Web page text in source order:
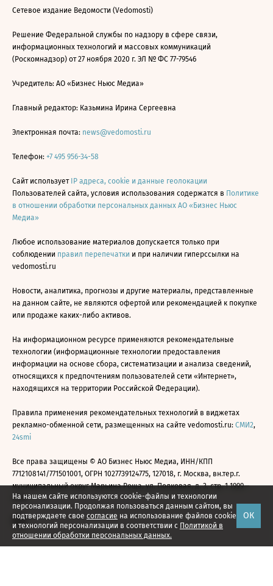
На нашем сайте используются cookie-файлы и технологии
персонализации. Продолжая пользоваться данным сайтом, вы
подтверждаете свое согласие на использование файлов cookie
и технологий персонализации в соответствии с Политикой в
отношении обработки персональных данных.
ОК
Сетевое издание Ведомости (Vedomosti)
Решение Федеральной службы по надзору в сфере связи,
информационных технологий и массовых коммуникаций
(Роскомнадзор) от 27 ноября 2020 г. ЭЛ № ФС 77-79546
Учредитель: АО «Бизнес Ньюс Медиа»
Главный редактор: Казьмина Ирина Сергеевна
Электронная почта: news@vedomosti.ru
Телефон: +7 495 956-34-58
Сайт использует IP адреса, cookie и данные геолокации
Пользователей сайта, условия использования содержатся в Политике
в отношении обработки персональных данных АО «Бизнес Ньюс
Медиа»
Любое использование материалов допускается только при
соблюдении правил перепечатки и при наличии гиперссылки на
vedomosti.ru
Новости, аналитика, прогнозы и другие материалы, представленные
на данном сайте, не являются офертой или рекомендацией к покупке
или продаже каких-либо активов.
На информационном ресурсе применяются рекомендательные
технологии (информационные технологии предоставления
информации на основе сбора, систематизации и анализа сведений,
относящихся к предпочтениям пользователей сети «Интернет»,
находящихся на территории Российской Федерации).
Правила применения рекомендательных технологий в виджетах
рекламно-обменной сети, размещенных на сайте vedomosti.ru: СМИ2,
24smi
Все права защищены © АО Бизнес Ньюс Медиа, ИНН/КПП
7712108141/771501001, ОГРН 1027739124775, 127018, г. Москва, вн.тер.г.
муниципальный округ Марьина Роща, ул. Полковая, д. 3, стр. 1 1999—
2026